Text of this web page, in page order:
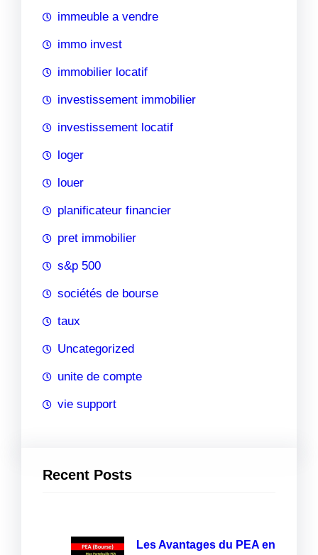
immeuble a vendre
immo invest
immobilier locatif
investissement immobilier
investissement locatif
loger
louer
planificateur financier
pret immobilier
s&p 500
sociétés de bourse
taux
Uncategorized
unite de compte
vie support
Recent Posts
Les Avantages du PEA en